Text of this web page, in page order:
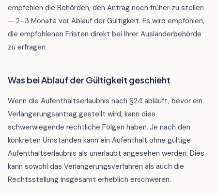
empfehlen die Behörden, den Antrag noch früher zu stellen
— 2–3 Monate vor Ablauf der Gültigkeit. Es wird empfohlen,
die empfohlenen Fristen direkt bei Ihrer Ausländerbehörde
zu erfragen.
Was bei Ablauf der Gültigkeit geschieht
Wenn die Aufenthaltserlaubnis nach §24 abläuft, bevor ein
Verlängerungsantrag gestellt wird, kann dies
schwerwiegende rechtliche Folgen haben. Je nach den
konkreten Umständen kann ein Aufenthalt ohne gültige
Aufenthaltserlaubnis als unerlaubt angesehen werden. Dies
kann sowohl das Verlängerungsverfahren als auch die
Rechtsstellung insgesamt erheblich erschweren.